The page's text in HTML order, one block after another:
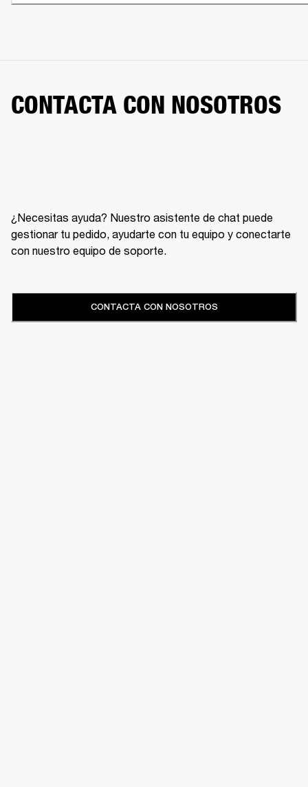
CONTACTA CON NOSOTROS
¿Necesitas ayuda? Nuestro asistente de chat puede
gestionar tu pedido, ayudarte con tu equipo y conectarte
con nuestro equipo de soporte.
CONTACTA CON NOSOTROS